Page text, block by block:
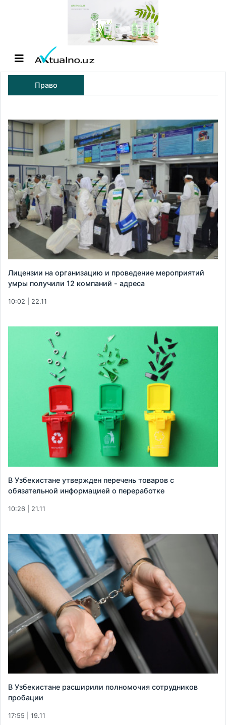
Право
Лицензии на организацию и проведение мероприятий
умры получили 12 компаний - адреса
10:02 | 22.11
В Узбекистане утвержден перечень товаров с
обязательной информацией о переработке
10:26 | 21.11
В Узбекистане расширили полномочия сотрудников
пробации
17:55 | 19.11